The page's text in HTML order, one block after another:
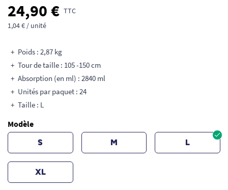
24,90 € TTC
1,04 € / unité
Poids : 2,87 kg
Tour de taille : 105 -150 cm
Absorption (en ml) : 2840 ml
Unités par paquet : 24
Taille : L
Modèle
S M L
XL